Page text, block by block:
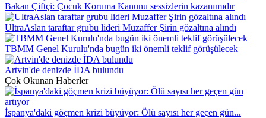
Bakan Çiftçi: Çocuk Koruma Kanunu sessizlerin kazanımıdır
UltraAslan taraftar grubu lideri Muzaffer Şirin gözaltına alındı
TBMM Genel Kurulu'nda bugün iki önemli teklif görüşülecek
Artvin'de denizde İDA bulundu
Çok Okunan Haberler
İspanya'daki göçmen krizi büyüyor: Ölü sayısı her geçen gün...